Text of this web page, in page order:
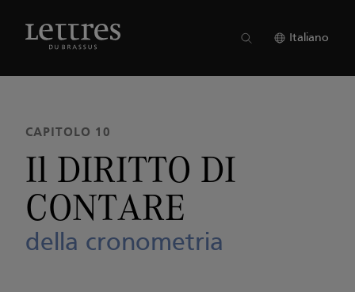
Italiano
CAPITOLO 10
Il DIRITTO DI
CONTARE
della cronometria